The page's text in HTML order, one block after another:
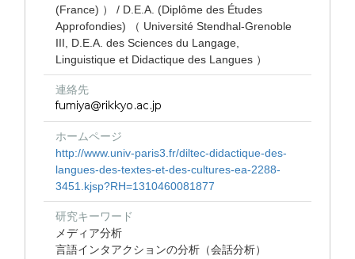
(France) ） / D.E.A. (Diplôme des Études
Approfondies) （ Université Stendhal-Grenoble
III, D.E.A. des Sciences du Langage,
Linguistique et Didactique des Langues ）
連絡先
ホームページ
http://www.univ-paris3.fr/diltec-didactique-des-
langues-des-textes-et-des-cultures-ea-2288-
3451.kjsp?RH=1310460081877
研究キーワード
メディア分析
言語インタアクションの分析（会話分析）